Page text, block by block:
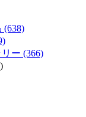
(638)
ー (366)